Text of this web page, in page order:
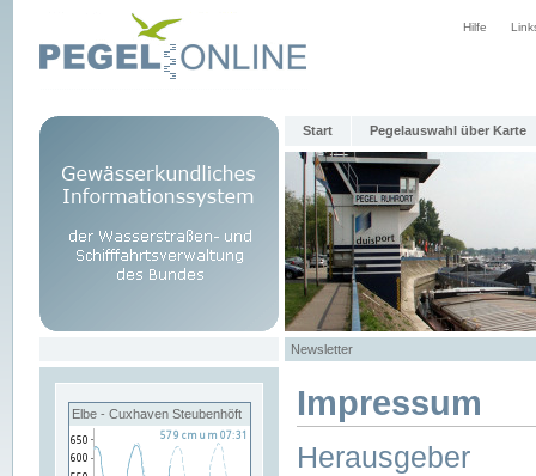
Hilfe
Start Pegelauswahl über Karte
Newsletter
Elbe - Cuxhaven Steubenhöft Impressum
Herausgeber